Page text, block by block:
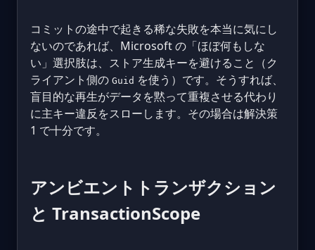
コミットの途中で起きる稀な失敗を本当に気にし
ないのであれば、Microsoft の「ほぼ何もしな
い」選択肢は、ストア生成キーを避けること（ク
ライアント側の Guid を使う）です。そうすれば、
盲目的な再生がデータを黙って重複させる代わり
に主キー違反をスローします。その場合は解決策
1 で十分です。
アンビエントトランザクション
と TransactionScope